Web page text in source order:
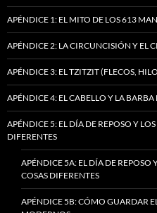
APÉNDICE 1: EL MITO DE LOS 613
APÉNDICE 2: LA CIRCUNCISIÓN Y EL
APÉNDICE 3: EL TZITZIT (FLECOS,
APÉNDICE 4: EL CABELLO Y LA
APÉNDICE 5: EL DÍA DE REPOSO Y
DIFERENTES
APÉNDICE 5A: EL DÍA DE REPOSO
COSAS DIFERENTES
APÉNDICE 5B: CÓMO GUARDAR